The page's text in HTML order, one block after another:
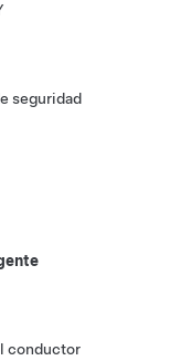
seguridad
conductor